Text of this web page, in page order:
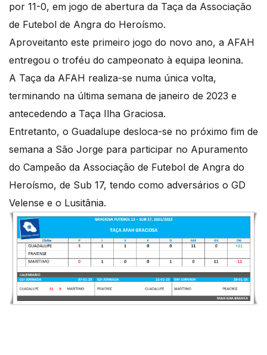
por 11-0, em jogo de abertura da Taça da Associação
de Futebol de Angra do Heroísmo.
Aproveitanto este primeiro jogo do novo ano, a AFAH
entregou o troféu do campeonato à equipa leonina.
A Taça da AFAH realiza-se numa única volta,
terminando na última semana de janeiro de 2023 e
antecedendo a Taça Ilha Graciosa.
Entretanto, o Guadalupe desloca-se no próximo fim de
semana a São Jorge para participar no Apuramento
do Campeão da Associação de Futebol de Angra do
Heroísmo, de Sub 17, tendo como adversários o GD
Velense e o Lusitânia.